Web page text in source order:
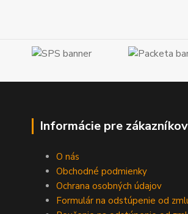
Informácie pre zákazníkov
O nás
Obchodné podmienky
Ochrana osobných údajov
Formulár na odstúpenie od